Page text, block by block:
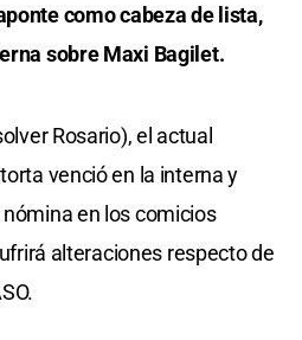
como cabeza de lista,
sobre Maxi Bagilet.
Rosario), el actual
venció en la interna y
en los comicios
alteraciones respecto de